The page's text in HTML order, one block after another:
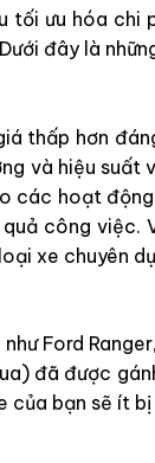
tối ưu hóa
đây là
thấp hơn
và hiệu
các hoạt
công việc.
xe chuyên
Ford
đã được
bạn sẽ ít